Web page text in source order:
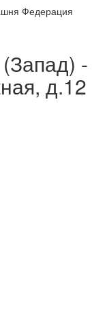
Федерация
-
д.12